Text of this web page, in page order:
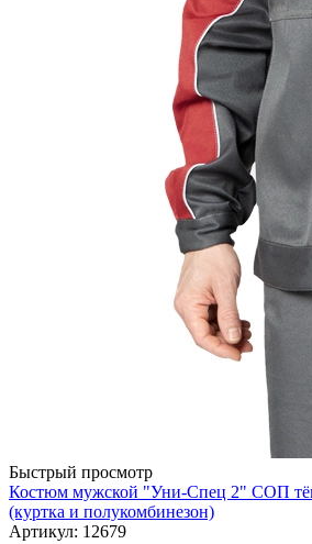
Быстрый просмотр
Костюм мужской "Уни-Спец 2" СОП
(куртка и полукомбинезон)
Артикул: 12679